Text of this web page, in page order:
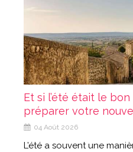
Et si l’été était le
préparer votre
04 Août 2026
L’été a souvent une